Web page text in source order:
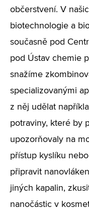
občerstvení. V
biotechnologie a
současně pod
pod Ústav chemie
snažíme
specializovanými
z něj udělat
potraviny, které by
upozorňovaly na
přístup kyslíku
připravit
jiných kapalin,
nanočástic v